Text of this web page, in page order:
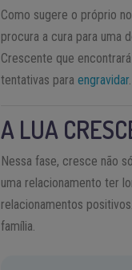
Como sugere o próprio
procura a cura para uma
Crescente que
tentativas paraengravidar.
A LUA
Nessa fase, cresce não
uma relacionamento ter
relacionamentos
família.